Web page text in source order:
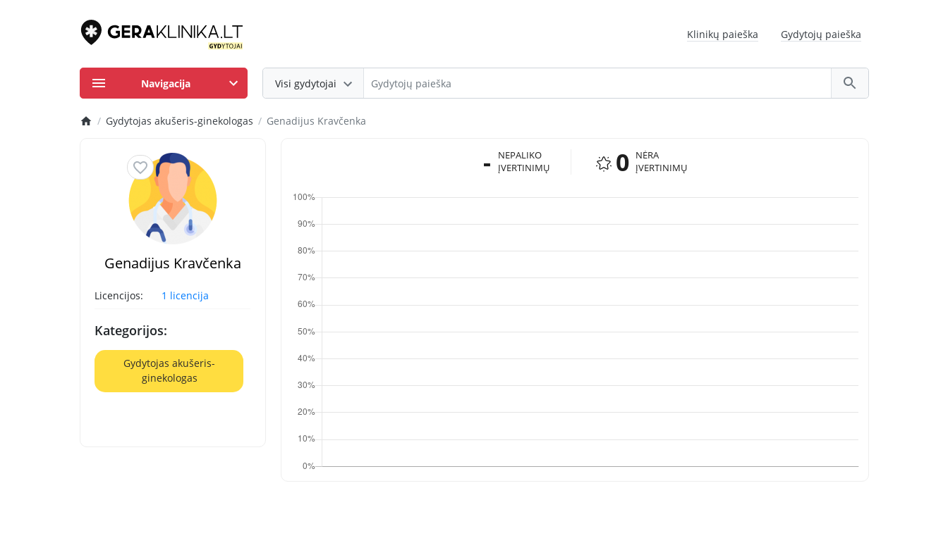
Visi gydytojai
Klinikų paieška Gydytojų paieška
Navigacija
Gydytojas akušeris-ginekologas Genadijus Kravčenka
Genadijus Kravčenka
Licencijos: 1 licencija
Kategorijos:
Gydytojas akušeris-
ginekologas
-
NEPALIKO
ĮVERTINIMŲ
0
NĖRA
ĮVERTINIMŲ